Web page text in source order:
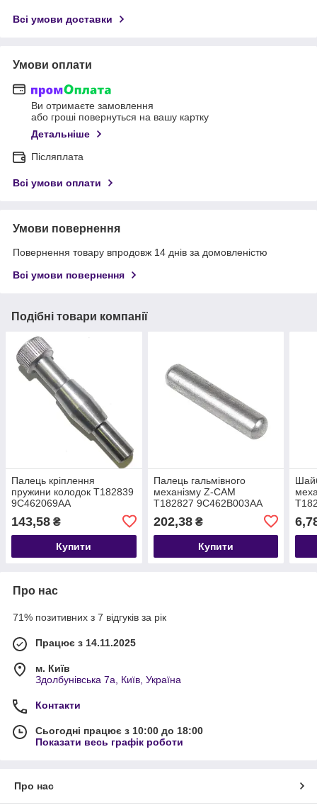
Всі умови доставки
Умови оплати
Ви отримаєте замовлення
або гроші повернуться на вашу картку
Детальніше
Післяплата
Всі умови оплати
Умови повернення
Повернення товару впродовж 14 днів за домовленістю
Всі умови повернення
Подібні товари компанії
Палець кріплення
пружини колодок T182839
9C462069AA
143,58 ₴
Купити
Палець гальмівного
механізму Z-CAM
T182827 9C462B003AA
202,38₴
Купити
Про нас
71% позитивних з 7 відгуків за рік
Працює з 14.11.2025
м. Київ
Здолбунівська 7а, Київ, Україна
Контакти
Сьогодні працює з 10:00 до 18:00
Показати весь графік роботи
Про нас